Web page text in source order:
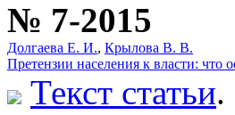
№ 7-2015
Долгаева Е. И., Крылова В. В.
Претензии населения к власти: что
Текст статьи.